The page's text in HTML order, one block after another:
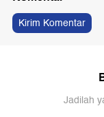
Kirim Komentar
Jadilah